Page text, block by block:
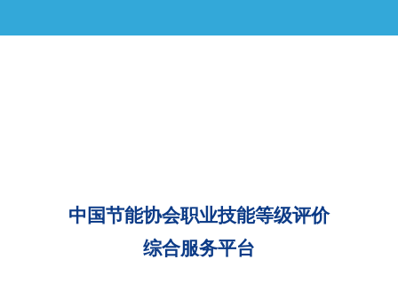
中国节能协会职业技能等级评价
综合服务平台